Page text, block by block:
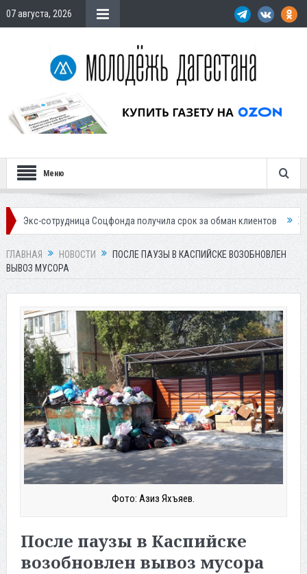
07 августа, 2026
Меню
Соцфонда получила срок за обман клиентов Жителей
ГЛАВНАЯ НОВОСТИ
ПОСЛЕ ПАУЗЫ В КАСПИЙСКЕ ВОЗОБНОВЛЕН
ВЫВОЗ МУСОРА
Фото: Азиз Яхъяев.
После паузы в Каспийске
возобновлен вывоз мусора